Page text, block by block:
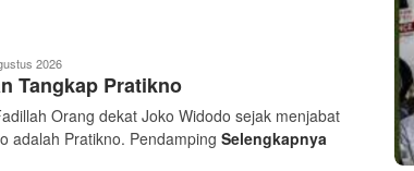
2026
Tangkap Pratikno
Orang dekat Joko Widodo sejak menjabat
adalah Pratikno. Pendamping Selengkapnya